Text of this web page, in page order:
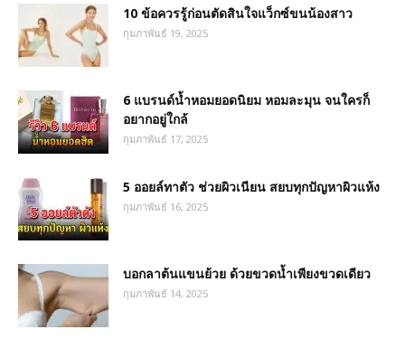
10 ข้อควรรู้ก่อนตัดสินใจแว็กซ์ขนน้องสาว
กุมภาพันธ์ 19, 2025
6 แบรนด์น้ำหอมยอดนิยม หอมละมุน จนใครก็
อยากอยู่ใกล้
กุมภาพันธ์ 17, 2025
5 ออยล์ทาตัว ช่วยผิวเนียน สยบทุกปัญหาผิวแห้ง
กุมภาพันธ์ 16, 2025
บอกลาต้นแขนย้วย ด้วยขวดน้ำเพียงขวดเดียว
กุมภาพันธ์ 14, 2025